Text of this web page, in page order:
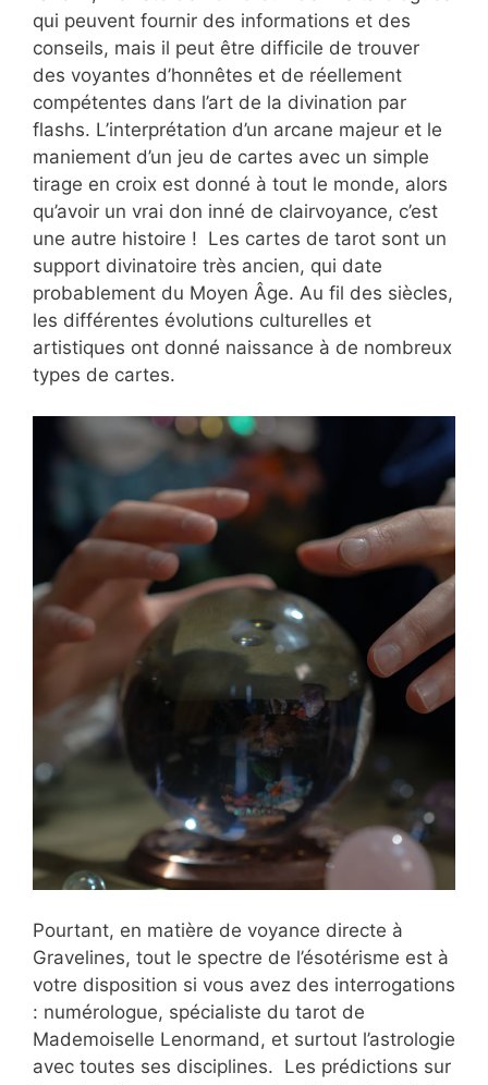
qui peuvent fournir des informations et des
conseils, mais il peut être difficile de trouver
des voyantes d’honnêtes et de réellement
compétentes dans l’art de la divination par
flashs. L’interprétation d’un arcane majeur et le
maniement d’un jeu de cartes avec un simple
tirage en croix est donné à tout le monde, alors
qu’avoir un vrai don inné de clairvoyance, c’est
une autre histoire ! Les cartes de tarot sont un
support divinatoire très ancien, qui date
probablement du Moyen Âge. Au fil des siècles,
les différentes évolutions culturelles et
artistiques ont donné naissance à de nombreux
types de cartes.
Pourtant, en matière de voyance directe à
Gravelines, tout le spectre de l’ésotérisme est à
votre disposition si vous avez des interrogations
: numérologue, spécialiste du tarot de
Mademoiselle Lenormand, et surtout l’astrologie
avec toutes ses disciplines. Les prédictions sur